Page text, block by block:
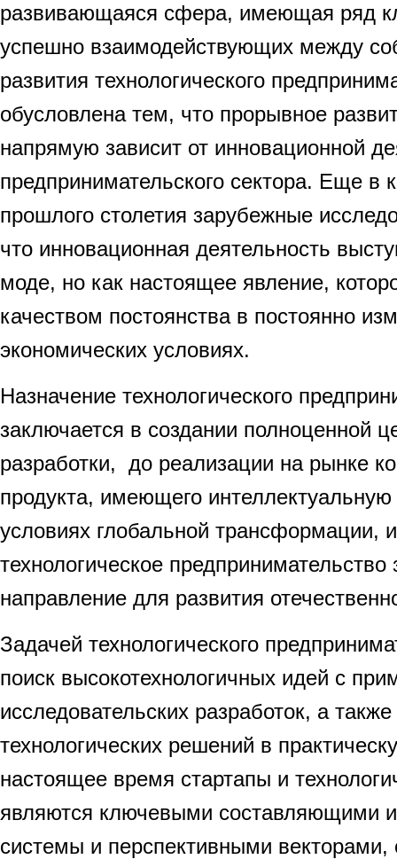
развивающаяся сфера, имеющая ряд
успешно взаимодействующих между
развития технологического
обусловлена тем, что прорывное
напрямую зависит от инновационной
предпринимательского сектора. Еще в
прошлого столетия зарубежные
что инновационная деятельность
моде, но как настоящее явление,
качеством постоянства в постоянно
экономических условиях.
Назначение технологического
заключается в создании полноценной
разработки, до реализации на рынке
продукта, имеющего
условиях глобальной трансформации,
технологическое
направление для развития
Задачей технологического
поиск высокотехнологичных идей с
исследовательских разработок, а
технологических решений в
настоящее время стартапы и
являются ключевыми составляющими
системы и перспективными